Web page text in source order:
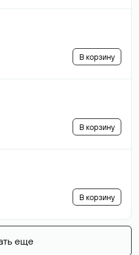
В корзину
В корзину
В корзину
еще